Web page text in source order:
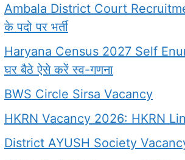
Ambala District Court
के पदो पर भर्ती
Haryana Census 2027 Self
घर बैठे ऐसे करें स्व-गणना
BWS Circle Sirsa Vacancy
HKRN Vacancy 2026: HKRN
District AYUSH Society